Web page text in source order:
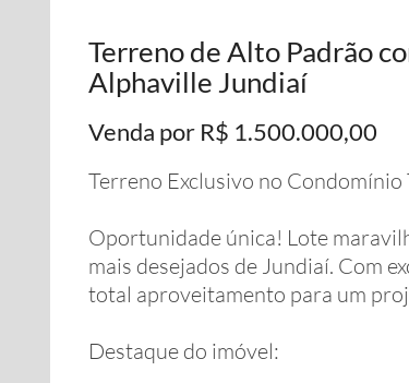
Terreno de Alto Padrão
Alphaville Jundiaí
Venda por R$ 1.500.000,00
Terreno Exclusivo no
Oportunidade única! Lote
mais desejados de Jundiaí. Com
total aproveitamento para um
Destaque do imóvel: